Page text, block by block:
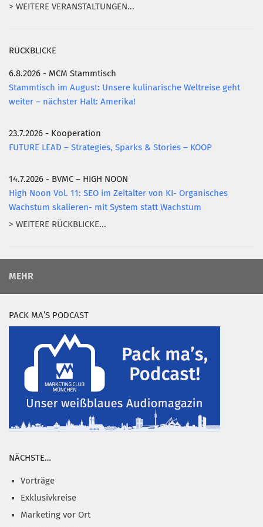
> WEITERE VERANSTALTUNGEN...
RÜCKBLICKE
6.8.2026 - MCM Stammtisch
Stammtisch im August: Unsere kulinarische Weltreise geht
weiter – nächster Halt: Amerika!
23.7.2026 - Kooperation
FUTURE LEAD – Strategies, Sparks & Stories – KOOP
14.7.2026 - BVMC – HIGH NOON
High Noon Vol. 11: SEO im Zeitalter von KI- Organisches
Wachstum skalieren- mit System statt Wachstum
> WEITERE RÜCKBLICKE...
MEHR
PACK MA’S PODCAST
NÄCHSTE…
Vorträge
Exklusivkreise
Marketing vor Ort